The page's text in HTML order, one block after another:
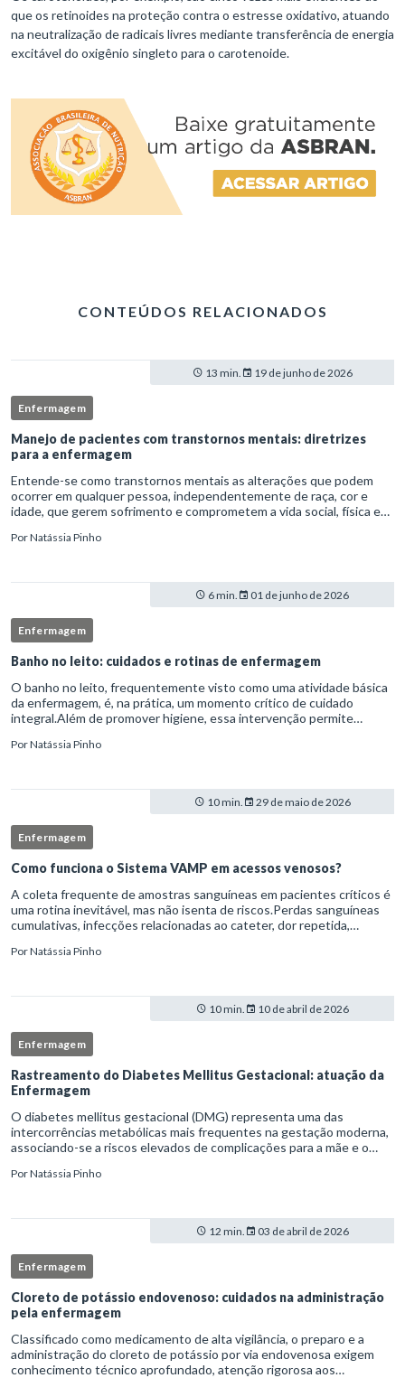
que os retinoides na proteção contra o estresse oxidativo, atuando
na neutralização de radicais livres mediante transferência de energia
excitável do oxigênio singleto para o carotenoide.
CONTEÚDOS RELACIONADOS
13 min. 19 de junho de 2026
Enfermagem
Manejo de pacientes com transtornos mentais: diretrizes
para a enfermagem
Entende-se como transtornos mentais as alterações que podem
ocorrer em qualquer pessoa, independentemente de raça, cor e
idade, que gerem sofrimento e comprometem a vida social, física e
PorNatássia Pinho
6 min. 01 de junho de 2026
Enfermagem
Banho no leito: cuidados e rotinas de enfermagem
O banho no leito, frequentemente visto como uma atividade básica
da enfermagem, é, na prática, um momento crítico de cuidado
integral.Além de promover higiene, essa intervenção permite
PorNatássia Pinho
10 min. 29 de maio de 2026
Enfermagem
Como funciona o Sistema VAMP em acessos venosos?
A coleta frequente de amostras sanguíneas em pacientes críticos é
uma rotina inevitável, mas não isenta de riscos.Perdas sanguíneas
cumulativas, infecções relacionadas ao cateter, dor repetida,
PorNatássia Pinho
10 min. 10 de abril de 2026
Enfermagem
Rastreamento do Diabetes Mellitus Gestacional: atuação da
Enfermagem
O diabetes mellitus gestacional (DMG) representa uma das
intercorrências metabólicas mais frequentes na gestação moderna,
associando-se a riscos elevados de complicações para a mãe e o
enferm
PorNatássia Pinho
12 min. 03 de abril de 2026
Enfermagem
Cloreto de potássio endovenoso: cuidados na administração
pela enfermagem
Classificado como medicamento de alta vigilância, o preparo e a
administração do cloreto de potássio por via endovenosa exigem
conhecimento técnico aprofundado, atenção rigorosa aos